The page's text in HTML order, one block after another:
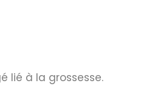
lié à la grossesse.